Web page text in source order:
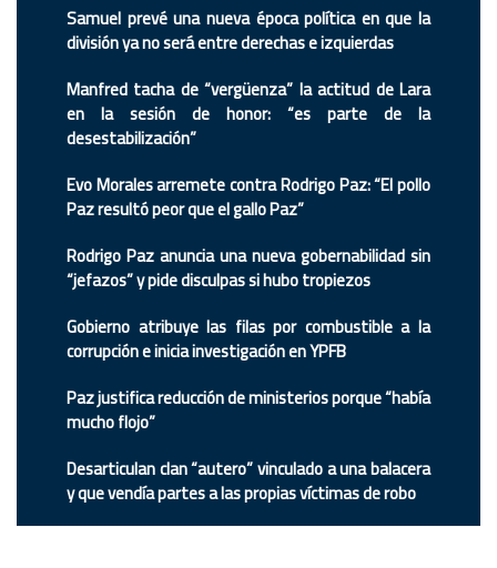
Samuel prevé una nueva época política en que la
división ya no será entre derechas e izquierdas
Manfred tacha de “vergüenza” la actitud de Lara
en la sesión de honor: “es parte de la
desestabilización”
Evo Morales arremete contra Rodrigo Paz: “El pollo
Paz resultó peor que el gallo Paz”
Rodrigo Paz anuncia una nueva gobernabilidad sin
“jefazos” y pide disculpas si hubo tropiezos
Gobierno atribuye las filas por combustible a la
corrupción e inicia investigación en YPFB
Paz justifica reducción de ministerios porque “había
mucho flojo”
Desarticulan clan “autero” vinculado a una balacera
y que vendía partes a las propias víctimas de robo